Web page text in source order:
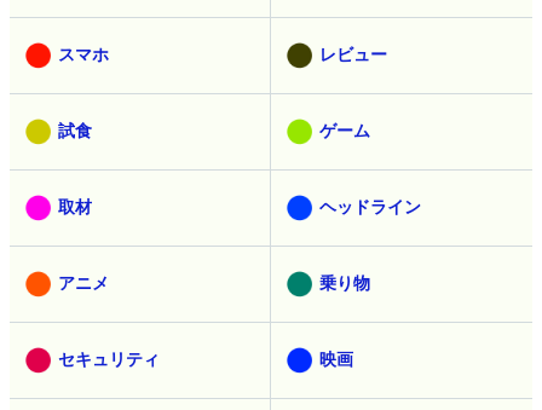
スマホ レビュー
試食 ゲーム
取材 ヘッドライン
アニメ 乗り物
セキュリティ 映画